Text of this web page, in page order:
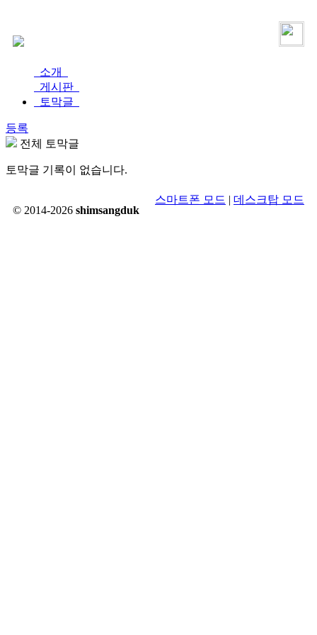
소개
게시판
토막글
등록
전체 토막글
토막글 기록이 없습니다.
© 2014-2026 shimsangduk
스마트폰 모드 | 데스크탑 모드